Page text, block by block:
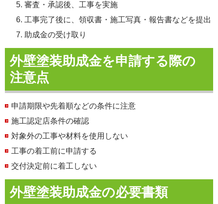
審査・承認後、工事を実施
工事完了後に、領収書・施工写真・報告書などを提出
助成金の受け取り
外壁塗装助成金を申請する際の
注意点
申請期限や先着順などの条件に注意
施工認定店条件の確認
対象外の工事や材料を使用しない
工事の着工前に申請する
交付決定前に着工しない
外壁塗装助成金の必要書類